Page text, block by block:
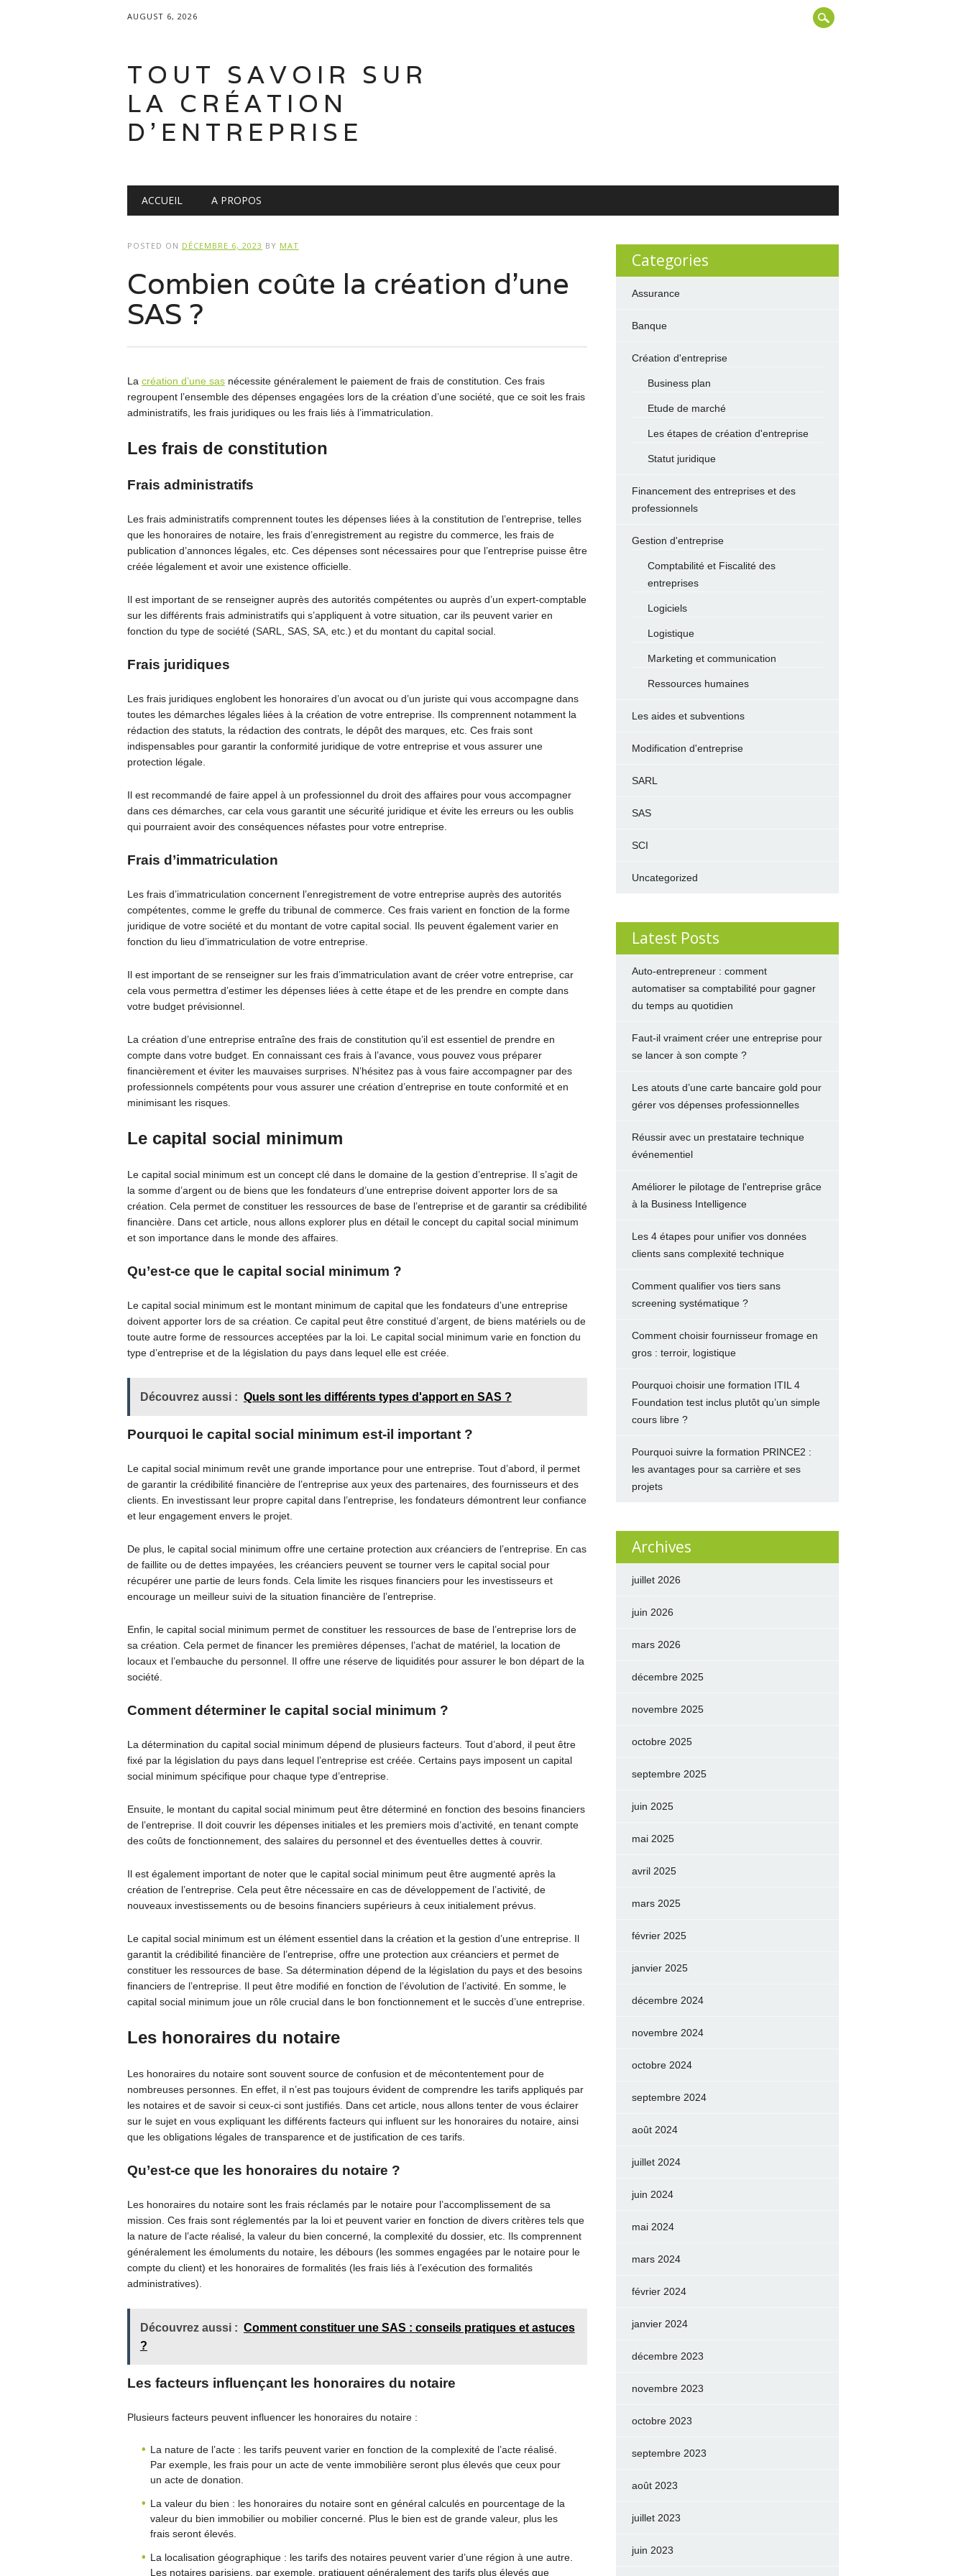
AUGUST 6, 2026
TOUT SAVOIR SUR
LA CRÉATION
D'ENTREPRISE
Main menu
ACCUEIL A PROPOS
POSTED ON DÉCEMBRE 6, 2023 BY MAT
Combien coûte la création d’une
SAS ?
La création d’une sasnécessite généralement le paiement de frais de constitution. Ces frais
regroupent l’ensemble des dépenses engagées lors de la création d’une société, que ce soit les frais
administratifs, les frais juridiques ou les frais liés à l’immatriculation.
Les frais de constitution
Frais administratifs
Les frais administratifs comprennent toutes les dépenses liées à la constitution de l’entreprise, telles
que les honoraires de notaire, les frais d’enregistrement au registre du commerce, les frais de
publication d’annonces légales, etc. Ces dépenses sont nécessaires pour que l’entreprise puisse être
créée légalement et avoir une existence officielle.
Il est important de se renseigner auprès des autorités compétentes ou auprès d’un expert-comptable
sur les différents frais administratifs qui s’appliquent à votre situation, car ils peuvent varier en
fonction du type de société (SARL, SAS, SA, etc.) et du montant du capital social.
Frais juridiques
Les frais juridiques englobent les honoraires d’un avocat ou d’un juriste qui vous accompagne dans
toutes les démarches légales liées à la création de votre entreprise. Ils comprennent notamment la
rédaction des statuts, la rédaction des contrats, le dépôt des marques, etc. Ces frais sont
indispensables pour garantir la conformité juridique de votre entreprise et vous assurer une
protection légale.
Il est recommandé de faire appel à un professionnel du droit des affaires pour vous accompagner
dans ces démarches, car cela vous garantit une sécurité juridique et évite les erreurs ou les oublis
qui pourraient avoir des conséquences néfastes pour votre entreprise.
Frais d’immatriculation
Les frais d’immatriculation concernent l’enregistrement de votre entreprise auprès des autorités
compétentes, comme le greffe du tribunal de commerce. Ces frais varient en fonction de la forme
juridique de votre société et du montant de votre capital social. Ils peuvent également varier en
fonction du lieu d’immatriculation de votre entreprise.
Il est important de se renseigner sur les frais d’immatriculation avant de créer votre entreprise, car
cela vous permettra d’estimer les dépenses liées à cette étape et de les prendre en compte dans
votre budget prévisionnel.
La création d’une entreprise entraîne des frais de constitution qu’il est essentiel de prendre en
compte dans votre budget. En connaissant ces frais à l’avance, vous pouvez vous préparer
financièrement et éviter les mauvaises surprises. N’hésitez pas à vous faire accompagner par des
professionnels compétents pour vous assurer une création d’entreprise en toute conformité et en
minimisant les risques.
Le capital social minimum
Le capital social minimum est un concept clé dans le domaine de la gestion d’entreprise. Il s’agit de
la somme d’argent ou de biens que les fondateurs d’une entreprise doivent apporter lors de sa
création. Cela permet de constituer les ressources de base de l’entreprise et de garantir sa crédibilité
financière. Dans cet article, nous allons explorer plus en détail le concept du capital social minimum
et son importance dans le monde des affaires.
Qu’est-ce que le capital social minimum ?
Le capital social minimum est le montant minimum de capital que les fondateurs d’une entreprise
doivent apporter lors de sa création. Ce capital peut être constitué d’argent, de biens matériels ou de
toute autre forme de ressources acceptées par la loi. Le capital social minimum varie en fonction du
type d’entreprise et de la législation du pays dans lequel elle est créée.
Découvrez aussi : Quels sont les différents types d'apport en SAS ?
Pourquoi le capital social minimum est-il important ?
Le capital social minimum revêt une grande importance pour une entreprise. Tout d’abord, il permet
de garantir la crédibilité financière de l’entreprise aux yeux des partenaires, des fournisseurs et des
clients. En investissant leur propre capital dans l’entreprise, les fondateurs démontrent leur confiance
et leur engagement envers le projet.
De plus, le capital social minimum offre une certaine protection aux créanciers de l’entreprise. En cas
de faillite ou de dettes impayées, les créanciers peuvent se tourner vers le capital social pour
récupérer une partie de leurs fonds. Cela limite les risques financiers pour les investisseurs et
encourage un meilleur suivi de la situation financière de l’entreprise.
Enfin, le capital social minimum permet de constituer les ressources de base de l’entreprise lors de
sa création. Cela permet de financer les premières dépenses, l’achat de matériel, la location de
locaux et l’embauche du personnel. Il offre une réserve de liquidités pour assurer le bon départ de la
société.
Comment déterminer le capital social minimum ?
La détermination du capital social minimum dépend de plusieurs facteurs. Tout d’abord, il peut être
fixé par la législation du pays dans lequel l’entreprise est créée. Certains pays imposent un capital
social minimum spécifique pour chaque type d’entreprise.
Ensuite, le montant du capital social minimum peut être déterminé en fonction des besoins financiers
de l’entreprise. Il doit couvrir les dépenses initiales et les premiers mois d’activité, en tenant compte
des coûts de fonctionnement, des salaires du personnel et des éventuelles dettes à couvrir.
Il est également important de noter que le capital social minimum peut être augmenté après la
création de l’entreprise. Cela peut être nécessaire en cas de développement de l’activité, de
nouveaux investissements ou de besoins financiers supérieurs à ceux initialement prévus.
Le capital social minimum est un élément essentiel dans la création et la gestion d’une entreprise. Il
garantit la crédibilité financière de l’entreprise, offre une protection aux créanciers et permet de
constituer les ressources de base. Sa détermination dépend de la législation du pays et des besoins
financiers de l’entreprise. Il peut être modifié en fonction de l’évolution de l’activité. En somme, le
capital social minimum joue un rôle crucial dans le bon fonctionnement et le succès d’une entreprise.
Les honoraires du notaire
Les honoraires du notaire sont souvent source de confusion et de mécontentement pour de
nombreuses personnes. En effet, il n’est pas toujours évident de comprendre les tarifs appliqués par
les notaires et de savoir si ceux-ci sont justifiés. Dans cet article, nous allons tenter de vous éclairer
sur le sujet en vous expliquant les différents facteurs qui influent sur les honoraires du notaire, ainsi
que les obligations légales de transparence et de justification de ces tarifs.
Qu’est-ce que les honoraires du notaire ?
Les honoraires du notaire sont les frais réclamés par le notaire pour l’accomplissement de sa
mission. Ces frais sont réglementés par la loi et peuvent varier en fonction de divers critères tels que
la nature de l’acte réalisé, la valeur du bien concerné, la complexité du dossier, etc. Ils comprennent
généralement les émoluments du notaire, les débours (les sommes engagées par le notaire pour le
compte du client) et les honoraires de formalités (les frais liés à l’exécution des formalités
administratives).
Découvrez aussi : Comment constituer une SAS : conseils pratiques et astuces
?
Les facteurs influençant les honoraires du notaire
Plusieurs facteurs peuvent influencer les honoraires du notaire :
La nature de l’acte : les tarifs peuvent varier en fonction de la complexité de l’acte réalisé.
Par exemple, les frais pour un acte de vente immobilière seront plus élevés que ceux pour
un acte de donation.
La valeur du bien : les honoraires du notaire sont en général calculés en pourcentage de la
valeur du bien immobilier ou mobilier concerné. Plus le bien est de grande valeur, plus les
frais seront élevés.
La localisation géographique : les tarifs des notaires peuvent varier d’une région à une autre.
Les notaires parisiens, par exemple, pratiquent généralement des tarifs plus élevés que
Categories
Assurance
Banque
Création d'entreprise
Business plan
Etude de marché
Les étapes de création d'entreprise
Statut juridique
Financement des entreprises et des
professionnels
Gestion d'entreprise
Comptabilité et Fiscalité des
entreprises
Logiciels
Logistique
Marketing et communication
Ressources humaines
Les aides et subventions
Modification d'entreprise
SARL
SAS
SCI
Uncategorized
Latest Posts
Auto-entrepreneur : comment
automatiser sa comptabilité pour gagner
du temps au quotidien
Faut-il vraiment créer une entreprise pour
se lancer à son compte ?
Les atouts d’une carte bancaire gold pour
gérer vos dépenses professionnelles
Réussir avec un prestataire technique
événementiel
Améliorer le pilotage de l'entreprise grâce
à la Business Intelligence
Les 4 étapes pour unifier vos données
clients sans complexité technique
Comment qualifier vos tiers sans
screening systématique ?
Comment choisir fournisseur fromage en
gros : terroir, logistique
Pourquoi choisir une formation ITIL 4
Foundation test inclus plutôt qu’un simple
cours libre ?
Pourquoi suivre la formation PRINCE2 :
les avantages pour sa carrière et ses
projets
Archives
juillet 2026
juin 2026
mars 2026
décembre 2025
novembre 2025
octobre 2025
septembre 2025
juin 2025
mai 2025
avril 2025
mars 2025
février 2025
janvier 2025
décembre 2024
novembre 2024
octobre 2024
septembre 2024
août 2024
juillet 2024
juin 2024
mai 2024
mars 2024
février 2024
janvier 2024
décembre 2023
novembre 2023
octobre 2023
septembre 2023
août 2023
juillet 2023
juin 2023